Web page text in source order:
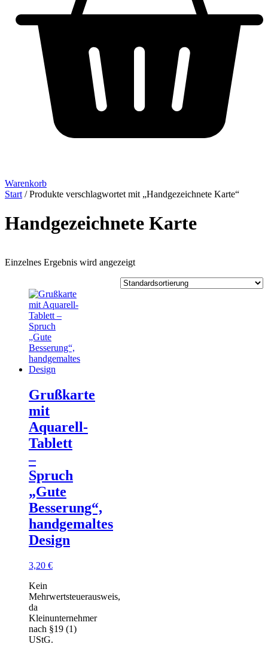
Warenkorb
Start / Produkte verschlagwortet mit „Handgezeichnete Karte“
Handgezeichnete Karte
Einzelnes Ergebnis wird angezeigt
Grußkarte
mit
Aquarell-
Tablett
–
Spruch
„Gute
Besserung“,
handgemaltes
Design
3,20 €
Kein
Mehrwertsteuerausweis,
da
Kleinunternehmer
nach §19 (1)
UStG.